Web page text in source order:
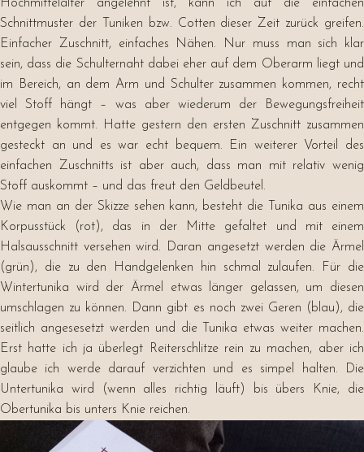
Hochmittelalter angelehnt ist, kann ich auf die einfachen
Schnittmuster der Tuniken bzw. Cotten dieser Zeit zurück greifen.
Einfacher Zuschnitt, einfaches Nähen. Nur muss man sich klar
sein, dass die Schulternaht dabei eher auf dem Oberarm liegt und
im Bereich, an dem Arm und Schulter zusammen kommen, recht
viel Stoff hängt – was aber wiederum der Bewegungsfreiheit
entgegen kommt. Hatte gestern den ersten Zuschnitt zusammen
gesteckt an und es war echt bequem. Ein weiterer Vorteil des
einfachen Zuschnitts ist aber auch, dass man mit relativ wenig
Stoff auskommt – und das freut den Geldbeutel.
Wie man an der Skizze sehen kann, besteht die Tunika aus einem
Korpusstück (rot), das in der Mitte gefaltet und mit einem
Halsausschnitt versehen wird. Daran angesetzt werden die Ärmel
(grün), die zu den Handgelenken hin schmal zulaufen. Für die
Wintertunika wird der Ärmel etwas länger gelassen, um diesen
umschlagen zu können. Dann gibt es noch zwei Geren (blau), die
seitlich angesesetzt werden und die Tunika etwas weiter machen.
Erst hatte ich ja überlegt Reiterschlitze rein zu machen, aber ich
glaube ich werde darauf verzichten und es simpel halten. Die
Untertunika wird (wenn alles richtig läuft) bis übers Knie, die
Obertunika bis unters Knie reichen.